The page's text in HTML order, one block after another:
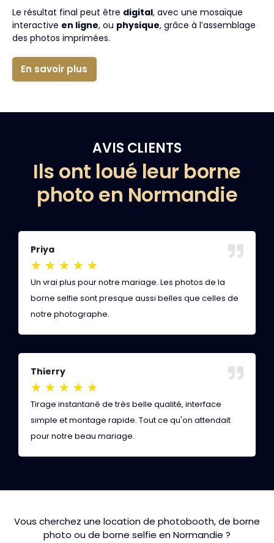
Le résultat final peut être digital, avec une mosaïque
interactive en ligne, ou physique, grâce à l’assemblage
des photos imprimées.
En savoir plus
AVIS CLIENTS
Ils ont loué leur borne
photo en Normandie
Priya
★ ★ ★ ★ ★
Un vrai plus pour notre mariage. Les photos de la
borne selfie sont presque aussi belles que celles de
notre photographe.
Thierry
★ ★ ★ ★ ★
Tirage instantané de très belle qualité, interface
simple et montage rapide. Tout ce qu'on attendait
pour notre beau mariage.
Vous cherchez une location de photobooth, de borne
photo ou de borne selfie en Normandie ?